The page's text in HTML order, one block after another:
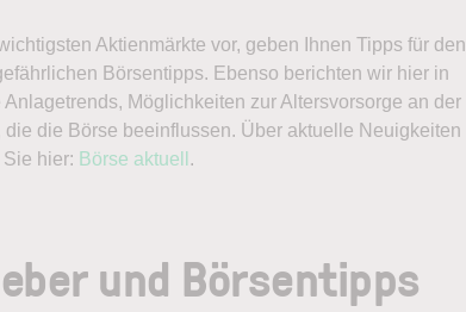
Aktienmärkte vor, geben Ihnen Tipps für den
Börsentipps. Ebenso berichten wir hier in
Möglichkeiten zur Altersvorsorge an der
die Börse beeinflussen. Über aktuelle Neuigkeiten
hier: Börse aktuell .
und Börsentipps